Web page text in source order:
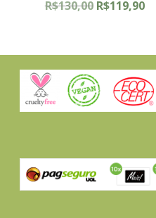
R$130,00 O
era:
R$130,00.
R$119,90O
é: